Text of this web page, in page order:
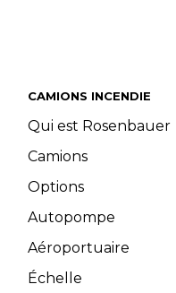
CAMIONS INCENDIE
Qui est Rosenbauer
Camions
Options
Autopompe
Aéroportuaire
Échelle